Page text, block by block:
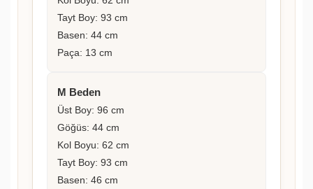
Tayt Boy: 93 cm
Basen: 44 cm
Paça: 13 cm
M Beden
Üst Boy: 96 cm
Göğüs: 44 cm
Kol Boyu: 62 cm
Tayt Boy: 93 cm
Basen: 46 cm